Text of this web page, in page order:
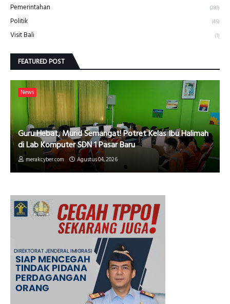
Pemerintahan (280)
Politik (45)
Visit Bali (1)
FEATURED POST
News
Guru Hebat, Murid Semangat! Potret Kelas Ibu Halimah
di Lab Komputer SDN 1 Pasar Baru
merakcyber.com Agustus 04, 2026